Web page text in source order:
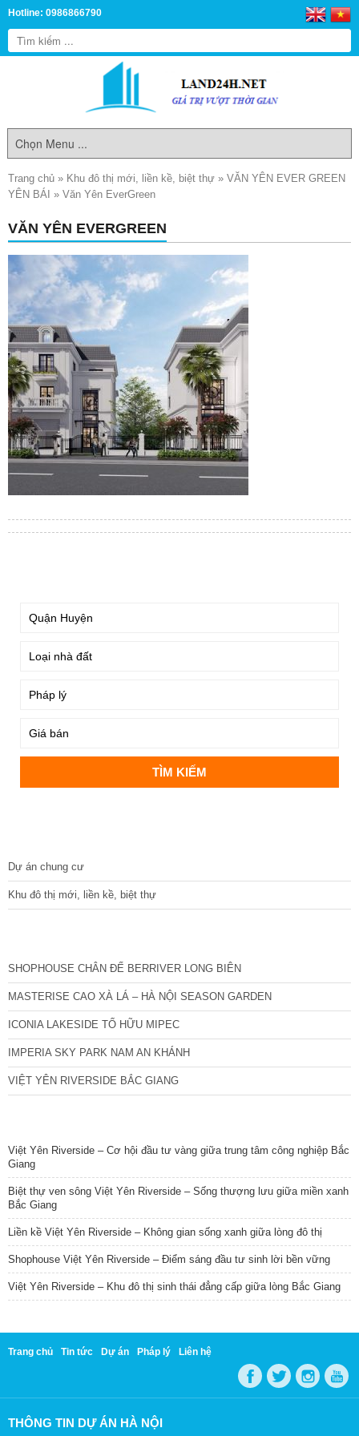
Hotline: 0986866790
Trang chủ » Khu đô thị mới, liền kề, biệt thự » VĂN YÊN EVER GREEN
YÊN BÁI » Văn Yên EverGreen
VĂN YÊN EVERGREEN
Dự án chung cư
Khu đô thị mới, liền kề, biệt thự
SHOPHOUSE CHÂN ĐẾ BERRIVER LONG BIÊN
MASTERISE CAO XÀ LÁ – HÀ NỘI SEASON GARDEN
ICONIA LAKESIDE TỐ HỮU MIPEC
IMPERIA SKY PARK NAM AN KHÁNH
VIỆT YÊN RIVERSIDE BẮC GIANG
Việt Yên Riverside – Cơ hội đầu tư vàng giữa trung tâm công nghiệp Bắc
Giang
Biệt thự ven sông Việt Yên Riverside – Sống thượng lưu giữa miền xanh
Bắc Giang
Liền kề Việt Yên Riverside – Không gian sống xanh giữa lòng đô thị
Shophouse Việt Yên Riverside – Điểm sáng đầu tư sinh lời bền vững
Việt Yên Riverside – Khu đô thị sinh thái đẳng cấp giữa lòng Bắc Giang
Trang chủ Tin tức Dự án Pháp lý Liên hệ
THÔNG TIN DỰ ÁN HÀ NỘI